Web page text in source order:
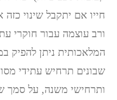
חייו אם יתקבל שינוי
ורב עוצמה עבור חוקרי
המלאכותית ניתן להפיק
שבונים תרחיש עתידי
ותרחישי משנה, על סמך